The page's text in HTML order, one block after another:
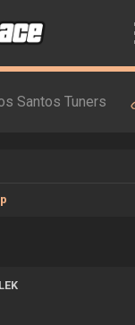
Santos Tuners